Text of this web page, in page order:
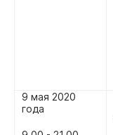
9 мая 2020
года